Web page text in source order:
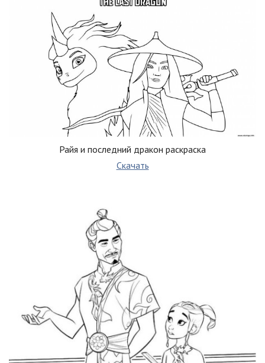
Райя и последний дракон раскраска
Скачать